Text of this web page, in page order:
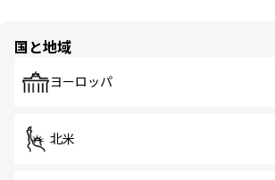
国と地域
ヨーロッパ
北米